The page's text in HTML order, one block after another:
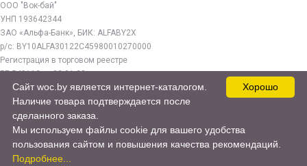
ООО "Вок-бай"
УНП 193642344
ЗАО «Альфа-Банк», БИК: ALFABY2X
р/с: BY10ALFA30122C45980010270000
Регистрация в торговом реестре
РБ 549112 от 03.01.23г.
Юр. адрес:
220140, г. Минск, ул. Бурдейного 22, оф.212
woc.by@yandex.by
© 2017—2026 WOC.BY
Хорошо
Сайт woc.by является интернет-каталогом.
Наличие товара подтверждается после
сделанного заказа.
Мы используем файлы cookie для вашего удобства
пользования сайтом и повышения качества рекомендаций.
Подробнее...